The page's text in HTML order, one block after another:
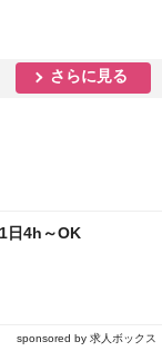
さらに見る
日4h～OK
sponsored by 求人ボックス